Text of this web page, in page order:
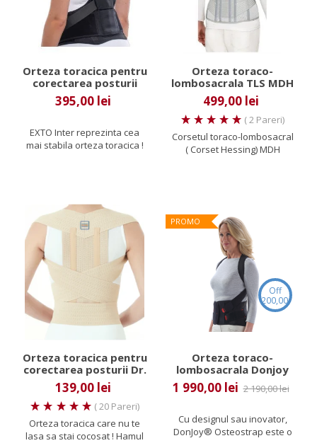
Orteza toracica pentru
corectarea posturii
Mediroyal EXTO Inter
395,00 lei
EXTO Inter reprezinta cea
mai stabila orteza toracica !
Orteza toraco-
lombosacrala TLS MDH
499,00 lei
( 2 Pareri)
Corsetul toraco-lombosacral
( Corset Hessing) MDH
Orteza toracica pentru
corectarea posturii Dr.
Med
139,00 lei
( 20 Pareri)
Orteza toracica care nu te
lasa sa stai cocosat ! Hamul
PROMO
Off
200,00 lei
Orteza toraco-
lombosacrala Donjoy
Osteostrap
1 990,00 lei 2 190,00 lei
Cu designul sau inovator,
DonJoy® Osteostrap este o